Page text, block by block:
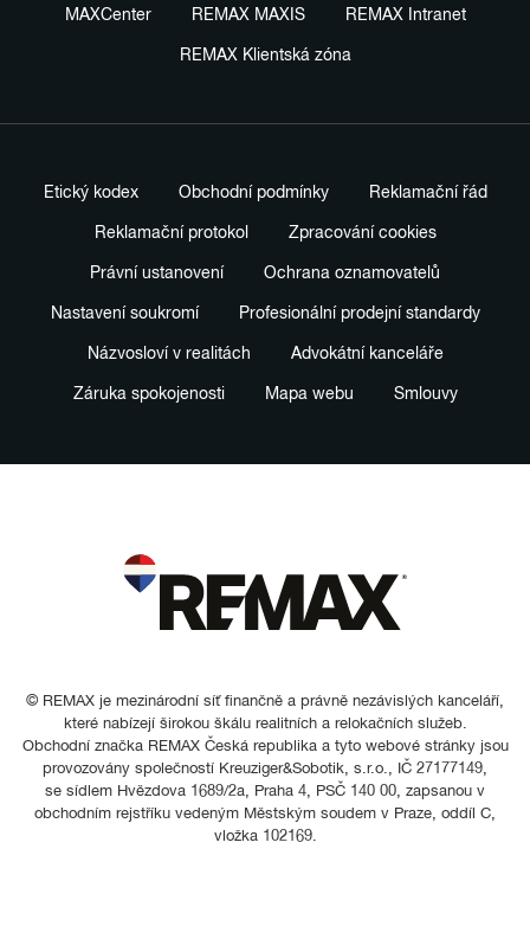
MAXCenter REMAX MAXIS REMAX Intranet
REMAX Klientská zóna
Etický kodex Obchodní podmínky Reklamační řád
Reklamační protokol Zpracování cookies
Právní ustanovení Ochrana oznamovatelů
Nastavení soukromí Profesionální prodejní standardy
Názvosloví v realitách Advokátní kanceláře
Záruka spokojenosti Mapa webu Smlouvy
© REMAX je mezinárodní síť finančně a právně nezávislých kanceláří,
které nabízejí širokou škálu realitních a relokačních služeb.
Obchodní značka REMAX Česká republika a tyto webové stránky jsou
provozovány společností Kreuziger&Sobotik, s.r.o., IČ 27177149,
se sídlem Hvězdova 1689/2a, Praha 4, PSČ 140 00, zapsanou v
obchodním rejstříku vedeným Městským soudem v Praze, oddíl C,
vložka 102169.